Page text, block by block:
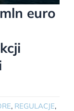
euro
, REGULACJE,